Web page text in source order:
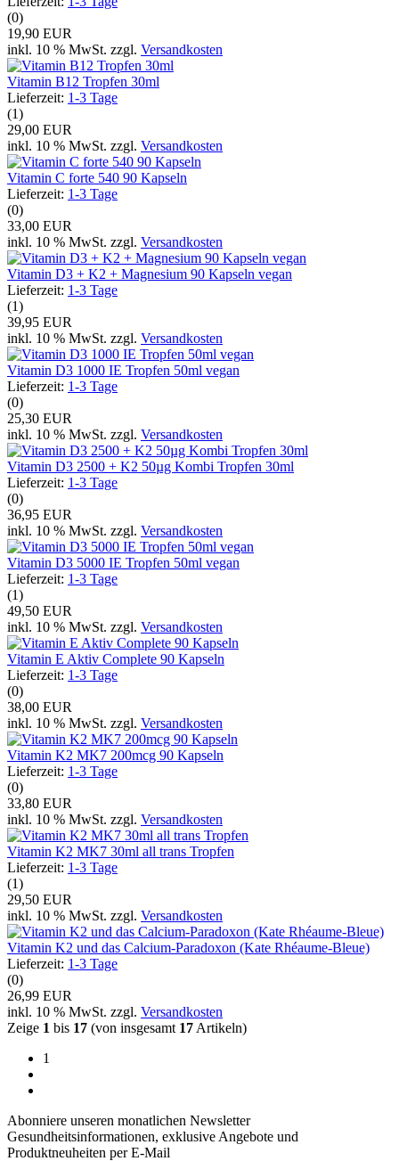
(0)
19,90 EUR
inkl. 10 % MwSt. zzgl. Versandkosten
Vitamin B12 Tropfen 30ml
Lieferzeit: 1-3 Tage
(1)
29,00 EUR
inkl. 10 % MwSt. zzgl. Versandkosten
Vitamin C forte 540 90 Kapseln
Lieferzeit: 1-3 Tage
(0)
33,00 EUR
inkl. 10 % MwSt. zzgl. Versandkosten
Vitamin D3 + K2 + Magnesium 90 Kapseln vegan
Lieferzeit: 1-3 Tage
(1)
39,95 EUR
inkl. 10 % MwSt. zzgl. Versandkosten
Vitamin D3 1000 IE Tropfen 50ml vegan
Lieferzeit: 1-3 Tage
(0)
25,30 EUR
inkl. 10 % MwSt. zzgl. Versandkosten
Vitamin D3 2500 + K2 50µg Kombi Tropfen 30ml
Lieferzeit: 1-3 Tage
(0)
36,95 EUR
inkl. 10 % MwSt. zzgl. Versandkosten
Vitamin D3 5000 IE Tropfen 50ml vegan
Lieferzeit: 1-3 Tage
(1)
49,50 EUR
inkl. 10 % MwSt. zzgl. Versandkosten
Vitamin E Aktiv Complete 90 Kapseln
Lieferzeit: 1-3 Tage
(0)
38,00 EUR
inkl. 10 % MwSt. zzgl. Versandkosten
Vitamin K2 MK7 200mcg 90 Kapseln
Lieferzeit: 1-3 Tage
(0)
33,80 EUR
inkl. 10 % MwSt. zzgl. Versandkosten
Vitamin K2 MK7 30ml all trans Tropfen
Lieferzeit: 1-3 Tage
(1)
29,50 EUR
inkl. 10 % MwSt. zzgl. Versandkosten
Vitamin K2 und das Calcium-Paradoxon (Kate Rhéaume-Bleue)
Lieferzeit: 1-3 Tage
(0)
26,99 EUR
inkl. 10 % MwSt. zzgl. Versandkosten
Zeige 1 bis 17 (von insgesamt 17 Artikeln)
1
Abonniere unseren monatlichen Newsletter
Gesundheitsinformationen, exklusive Angebote und
Produktneuheiten per E-Mail